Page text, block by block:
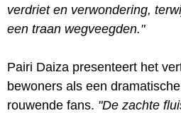
verdriet en verwondering,
een traan wegveegden."
Pairi Daiza presenteert het
bewoners als een
rouwende fans. "De zachte